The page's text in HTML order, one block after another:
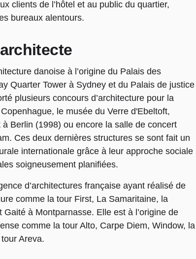
clients de l’hôtel et au public du quartier,
bureaux alentours.
danoise à l’origine du Palais des
Quarter Tower à Sydney et du Palais de justice
plusieurs concours d’architecture pour la
le musée du Verre d'Ebeltoft,
à Berlin (1998) ou encore la salle de concert
Ces deux dernières structures se sont fait un
internationale grâce à leur approche sociale
soigneusement planifiées.
d’architectures française ayant réalisé de
comme la tour First, La Samaritaine, la
Gaité à Montparnasse. Elle est à l’origine de
comme la tour Alto, Carpe Diem, Window, la
Areva.